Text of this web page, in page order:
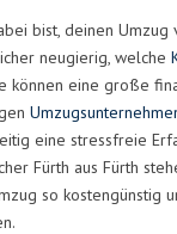
bist, deinen Umzug
neugierig, welche
können eine große
eine stressfreie
Fürth aus Fürth
so kostengünstig